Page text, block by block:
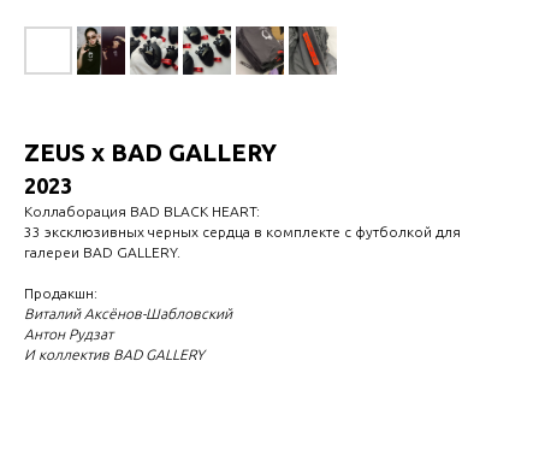
ZEUS x BAD GALLERY
2023
Коллаборация BAD BLACK HEART:
33 эксклюзивных черных сердца в комплекте с футболкой для
галереи BAD GALLERY.
Продакшн:
Виталий Аксёнов-Шабловский
Антон Рудзат
И коллектив BAD GALLERY